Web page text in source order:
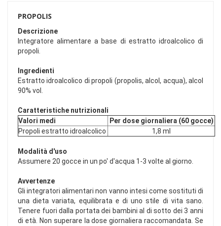
PROPOLIS
Descrizione
Integratore alimentare a base di estratto idroalcolico di
propoli.
Ingredienti
Estratto idroalcolico di propoli (propolis, alcol, acqua), alcol
90% vol.
Caratteristiche nutrizionali
Valori medi
Per dose giornaliera (60 gocce)
Propoli estratto idroalcolico
1,8 ml
Modalità d'uso
Assumere 20 gocce in un po' d'acqua 1-3 volte al giorno.
Avvertenze
Gli integratori alimentari non vanno intesi come sostituti di
una dieta variata, equilibrata e di uno stile di vita sano.
Tenere fuori dalla portata dei bambini al di sotto dei 3 anni
di età. Non superare la dose giornaliera raccomandata. Se